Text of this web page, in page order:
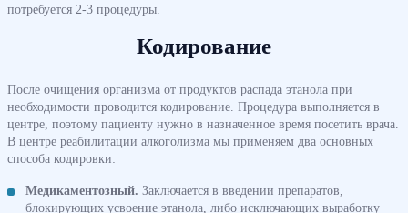
потребуется 2-3 процедуры.
Кодирование
После очищения организма от продуктов распада этанола при
необходимости проводится кодирование. Процедура выполняется в
центре, поэтому пациенту нужно в назначенное время посетить врача.
В центре реабилитации алкоголизма мы применяем два основных
способа кодировки:
Медикаментозный. Заключается в введении препаратов,
блокирующих усвоение этанола, либо исключающих выработку